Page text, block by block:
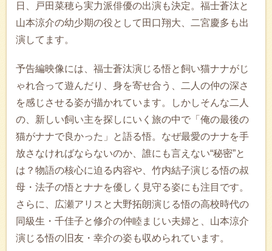
日、戸田菜穂ら実力派俳優の出演も決定。福士蒼汰と
山本涼介の幼少期の役として田口翔大、二宮慶多も出
演してます。
予告編映像には、福士蒼汰演じる悟と飼い猫ナナがじ
ゃれ合って遊んだり、身を寄せ合う、二人の仲の深さ
を感じさせる姿が描かれています。しかしそんな二人
の、新しい飼い主を探しにいく旅の中で「俺の最後の
猫がナナで良かった」と語る悟。なぜ最愛のナナを手
放さなければならないのか、誰にも言えない“秘密”と
は？物語の核心に迫る内容や、竹内結子演じる悟の叔
母・法子の悟とナナを優しく見守る姿にも注目です。
さらに、広瀬アリスと大野拓朗演じる悟の高校時代の
同級生・千佳子と修介の仲睦まじい夫婦と、山本涼介
演じる悟の旧友・幸介の姿も収められています。